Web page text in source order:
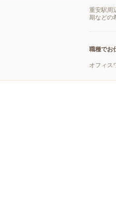
重安駅周
期などの
職種でお
オフィス